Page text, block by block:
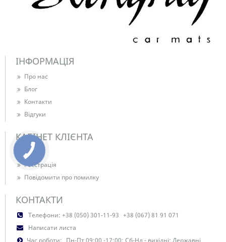
ІНФОРМАЦІЯ
Про нас
Блог
Контакти
Відгуки
КАБІНЕТ КЛІЄНТА
Вхід
Реєстрація
Повідомити про помилку
КОНТАКТИ
Телефони: +38 (050) 301-11-93 +38 (067) 81 91 071
Написати листа
Час роботи: Пн-Пт 09:00 -17:00; Сб-Нд - вихідні; Державні